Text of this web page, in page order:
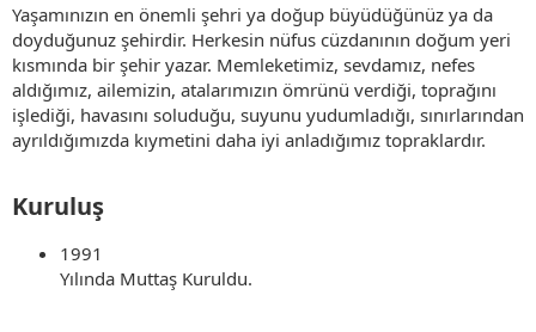
Yaşamınızın en önemli şehri ya doğup büyüdüğünüz ya da
doyduğunuz şehirdir. Herkesin nüfus cüzdanının doğum yeri
kısmında bir şehir yazar. Memleketimiz, sevdamız, nefes
aldığımız, ailemizin, atalarımızın ömrünü verdiği, toprağını
işlediği, havasını soluduğu, suyunu yudumladığı, sınırlarından
ayrıldığımızda kıymetini daha iyi anladığımız topraklardır.
Kuruluş​
1991
Yılında Muttaş Kuruldu.